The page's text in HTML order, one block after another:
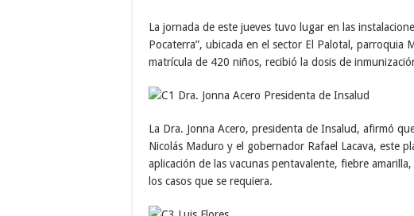
La jornada de este jueves tuvo lugar en las
Pocaterra”, ubicada en el sector El Palotal, parroquia
matrícula de 420 niños, recibió la dosis de
La Dra. Jonna Acero, presidenta de Insalud, afirmó
Nicolás Maduro y el gobernador Rafael Lacava, este
aplicación de las vacunas pentavalente, fiebre
los casos que se requiera.